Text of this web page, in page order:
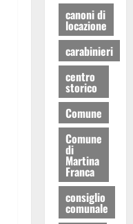
canoni di
locazione
carabinieri
centro
storico
Comune
Comune
di
Martina
Franca
consiglio
comunale